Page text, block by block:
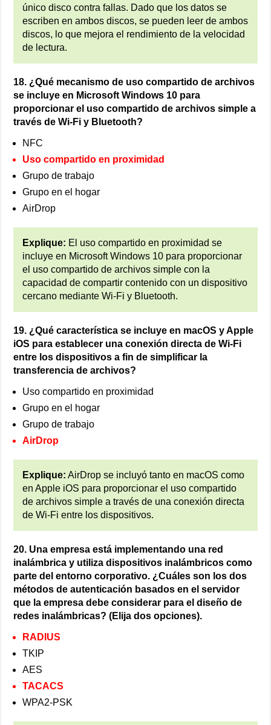
único disco contra fallas. Dado que los datos se
escriben en ambos discos, se pueden leer de ambos
discos, lo que mejora el rendimiento de la velocidad
de lectura.
18. ¿Qué mecanismo de uso compartido de archivos
se incluye en Microsoft Windows 10 para
proporcionar el uso compartido de archivos simple a
través de Wi-Fi y Bluetooth?
NFC
Uso compartido en proximidad
Grupo de trabajo
Grupo en el hogar
AirDrop
Explique: El uso compartido en proximidad se
incluye en Microsoft Windows 10 para proporcionar
el uso compartido de archivos simple con la
capacidad de compartir contenido con un dispositivo
cercano mediante Wi-Fi y Bluetooth.
19. ¿Qué característica se incluye en macOS y Apple
iOS para establecer una conexión directa de Wi-Fi
entre los dispositivos a fin de simplificar la
transferencia de archivos?
Uso compartido en proximidad
Grupo en el hogar
Grupo de trabajo
AirDrop
Explique: AirDrop se incluyó tanto en macOS como
en Apple iOS para proporcionar el uso compartido
de archivos simple a través de una conexión directa
de Wi-Fi entre los dispositivos.
20. Una empresa está implementando una red
inalámbrica y utiliza dispositivos inalámbricos como
parte del entorno corporativo. ¿Cuáles son los dos
métodos de autenticación basados en el servidor
que la empresa debe considerar para el diseño de
redes inalámbricas? (Elija dos opciones).
RADIUS
TKIP
AES
TACACS
WPA2-PSK